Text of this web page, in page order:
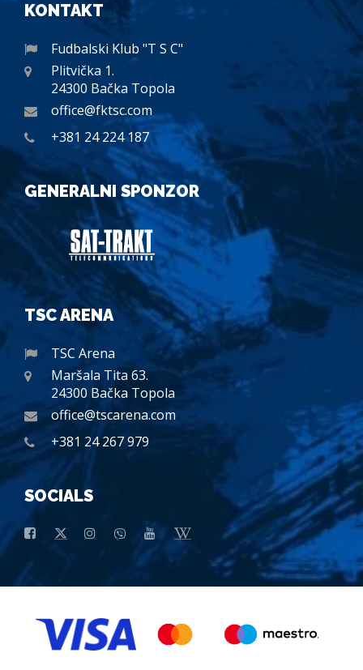
KONTAKT
Fudbalski Klub "T S C"
Plitvička 1.
24300 Bačka Topola
office@fktsc.com
+381 24 224 187
GENERALNI SPONZOR
TSC ARENA
TSC Arena
Maršala Tita 63.
24300 Bačka Topola
office@tscarena.com
+381 24 267 979
SOCIALS